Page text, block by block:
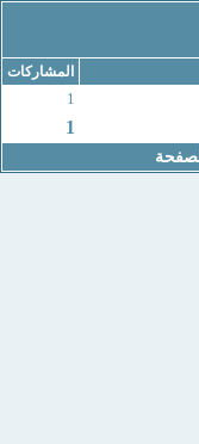
المشاركات
1
1